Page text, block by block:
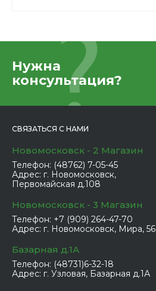
Нужна
консультация?
СВЯЗАТЬСЯ С НАМИ
Новомосковск - 2 Магазин
Телефон: (48762) 7-05-45
Адрес: г. Новомосковск,
Первомайская д.108
Новомосковск - 3 Магазин
Телефон: +7 (909) 264-47-70
Адрес: г. Новомосковск, Мира, 56
Базарная д.1А
Телефон: (48731)6-32-18
Адрес: г. Узловая, Базарная д.1А